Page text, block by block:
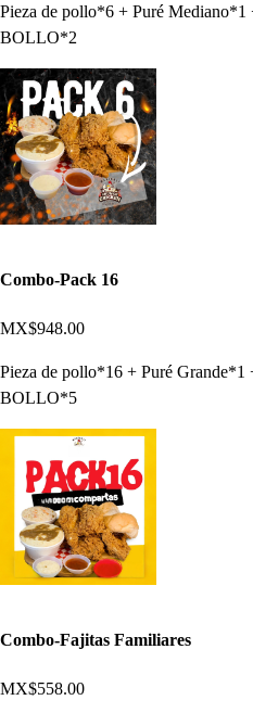
Pieza de pollo*6 + Puré Mediano*1
BOLLO*2
Combo-Pack 16
MX$948.00
Pieza de pollo*16 + Puré Grande*1
BOLLO*5
Combo-Fajitas Familiares
MX$558.00